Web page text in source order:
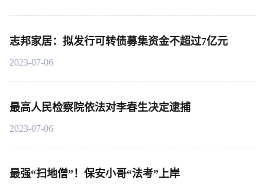
志邦家居：拟发行可转债募集资金不超过7亿元
2023-07-06
最高人民检察院依法对李春生决定逮捕
2023-07-06
最强“扫地僧”！保安小哥“法考”上岸